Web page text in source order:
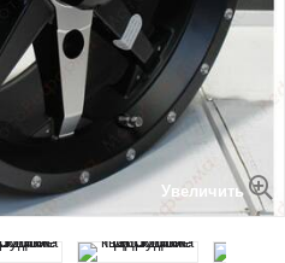
Увеличить